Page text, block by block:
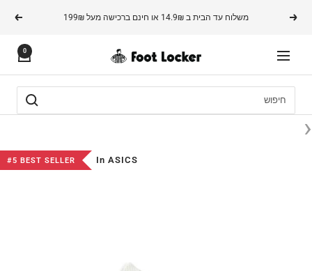
לתוכןהקודם משלוח עד הבית ב 14.9₪ או חינם ברכישה מעל 199₪ הבא
0 FOOTLOCKER ניווט
‹
#5 BEST SELLER In ASICS